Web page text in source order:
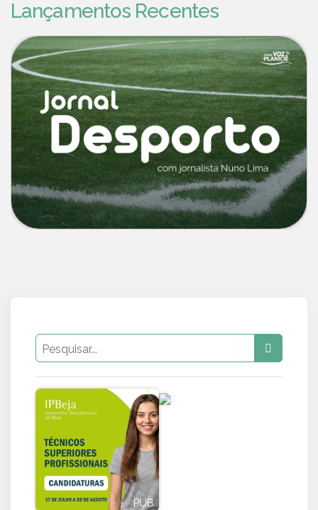
Lançamentos Recentes
PUB